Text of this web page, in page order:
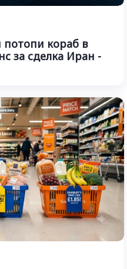
кораб в
за сделка Иран -